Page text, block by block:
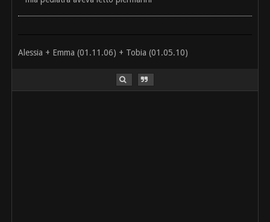
Alessia + Emma (01.11.06) + Tobia (01.05.10)